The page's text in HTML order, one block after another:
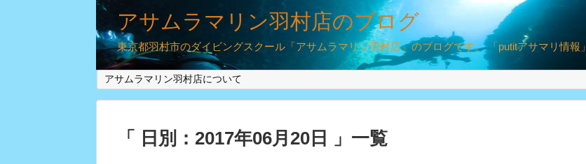
アサムラマリン羽村店のブログ
東京都羽村市のダイビングスクール「アサムラマリン羽村店」のブログです。 「putitアサマリ情報」
アサムラマリン羽村店について
「 日別：2017年06月20日 」一覧